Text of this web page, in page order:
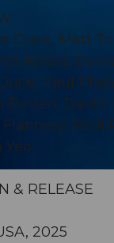
Duce, Matt
Beard,
Paul
Batten, David
Paul
Yeo
& RELEASE
2025